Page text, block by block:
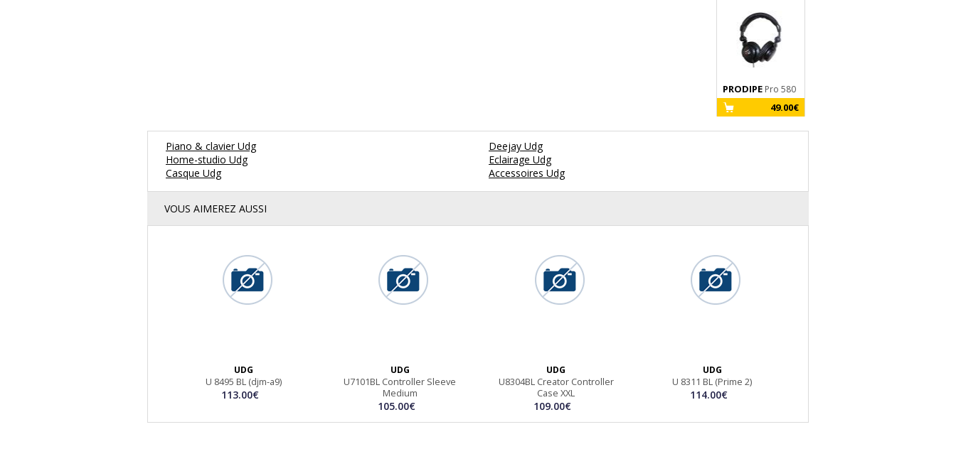
PRODIPEPro 580
49.00€
Piano & clavier Udg
Home-studio Udg
Casque Udg
Deejay Udg
Eclairage Udg
Accessoires Udg
VOUS AIMEREZ AUSSI
UDG
U 8495 BL (djm-a9)
113.00€
UDG
U7101BL Controller Sleeve
Medium
105.00€
UDG
U8304BL Creator Controller
Case XXL
109.00€
UDG
U 8311 BL (Prime 2)
114.00€